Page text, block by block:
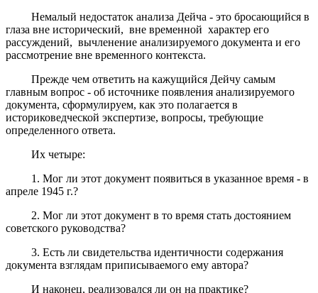
Немалый недостаток анализа Дейча - это бросающийся в
глаза вне исторический, вне временной характер его
рассуждений, вычленение анализируемого документа и его
рассмотрение вне временного контекста.
Прежде чем ответить на кажущийся Дейчу самым
главным вопрос - об источнике появления анализируемого
документа, сформулируем, как это полагается в
историковедческой экспертизе, вопросы, требующие
определенного ответа.
Их четыре:
1. Мог ли этот документ появиться в указанное время - в
апреле 1945 г.?
2. Мог ли этот документ в то время стать достоянием
советского руководства?
3. Есть ли свидетельства идентичности содержания
документа взглядам приписываемого ему автора?
И наконец, реализовался ли он на практике?